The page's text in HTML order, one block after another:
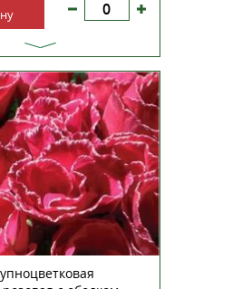
крупноцветковая
Примлет F1 —
серия с
махровыми
которые по форме
розу. Компактные
высотой 13-15
прекрасно
клумбах, рабатках,...